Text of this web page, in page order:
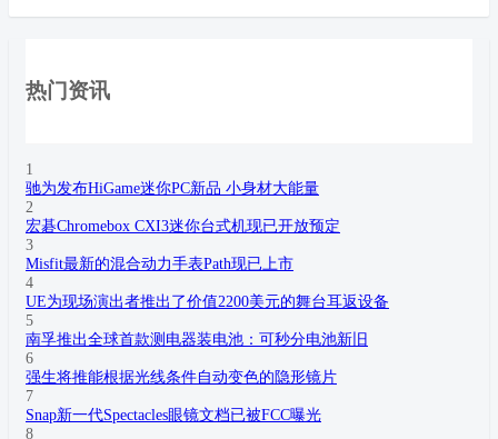
热门资讯
1
驰为发布HiGame迷你PC新品 小身材大能量
2
宏碁Chromebox CXI3迷你台式机现已开放预定
3
Misfit最新的混合动力手表Path现已上市
4
UE为现场演出者推出了价值2200美元的舞台耳返设备
5
南孚推出全球首款测电器装电池：可秒分电池新旧
6
强生将推能根据光线条件自动变色的隐形镜片
7
Snap新一代Spectacles眼镜文档已被FCC曝光
8